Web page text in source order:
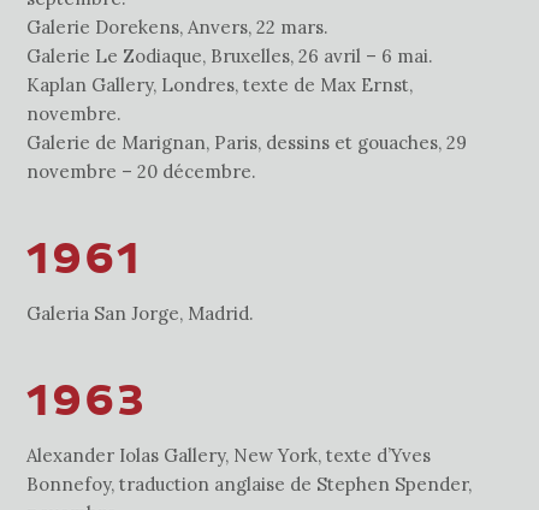
Galerie Dorekens, Anvers, 22 mars.
Galerie Le Zodiaque, Bruxelles, 26 avril – 6 mai.
Kaplan Gallery, Londres, texte de Max Ernst,
novembre.
Galerie de Marignan, Paris, dessins et gouaches, 29
novembre – 20 décembre.
1961
Galeria San Jorge, Madrid.
1963
Alexander Iolas Gallery, New York, texte d’Yves
Bonnefoy, traduction anglaise de Stephen Spender,